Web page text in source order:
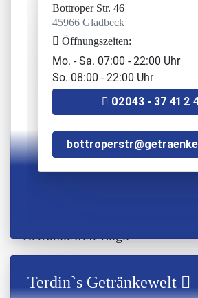
Öffnungszeiten:
Sa. 09:00-16:00 Uhr (So. geschlossen)
(0 23 23) 49 12 15
Lewackerstr. 61
44879 Bochum
Öffnungszeiten:
Mo. - Fr. 09:00 – 19:00 Uhr
Zum Ludwigstal 31
Öffnungszeiten:
Bottroper Str. 46
45966 Gladbeck
Öffnungszeiten:
Mo. - Sa. 07:00 - 22:00 Uhr
So. 08:00 - 22:00 Uhr
02043 - 37 41 2
Terdin`s Getränkewelt